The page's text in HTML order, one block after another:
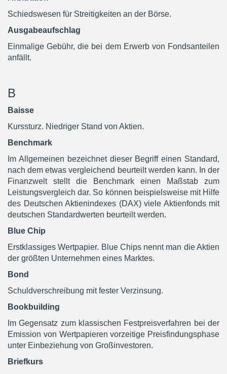
Schiedswesen für Streitigkeiten an der Börse.
Ausgabeaufschlag
Einmalige Gebühr, die bei dem Erwerb von Fondsanteilen
anfällt.
B
Baisse
Kurssturz. Niedriger Stand von Aktien.
Benchmark
Im Allgemeinen bezeichnet dieser Begriff einen Standard,
nach dem etwas vergleichend beurteilt werden kann. In der
Finanzwelt stellt die Benchmark einen Maßstab zum
Leistungsvergleich dar. So können beispielsweise mit Hilfe
des Deutschen Aktienindexes (DAX) viele Aktienfonds mit
deutschen Standardwerten beurteilt werden.
Blue Chip
Erstklassiges Wertpapier. Blue Chips nennt man die Aktien
der größten Unternehmen eines Marktes.
Bond
Schuldverschreibung mit fester Verzinsung.
Bookbuilding
Im Gegensatz zum klassischen Festpreisverfahren bei der
Emission von Wertpapieren vorzeitige Preisfindungsphase
unter Einbeziehung von Großinvestoren.
Briefkurs